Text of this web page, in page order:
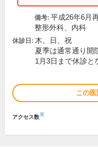
備考: 平成26年6月
整形外科、内科
休診日: 木、日、祝
夏季は通常通り開
1月3日まで休診と
この
アクセス数※